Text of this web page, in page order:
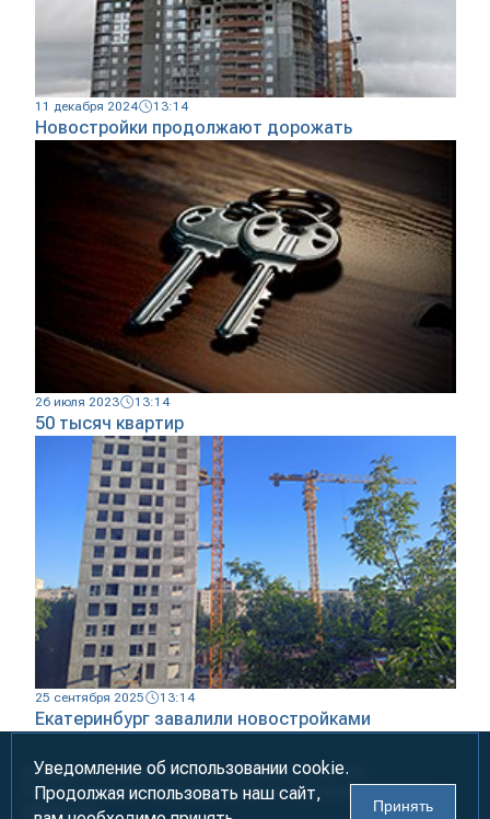
11 декабря 2024 13:14
Новостройки продолжают дорожать
26 июля 2023 13:14
50 тысяч квартир
25 сентября 2025 13:14
Екатеринбург завалили новостройками
Информация предназначена для лиц старше 18 лет (18+)
При использовании материалов ссылка на «УралБизнесКонсалтинг»
Уведомление об использовании cookie.
Продолжая использовать наш сайт,
Принять